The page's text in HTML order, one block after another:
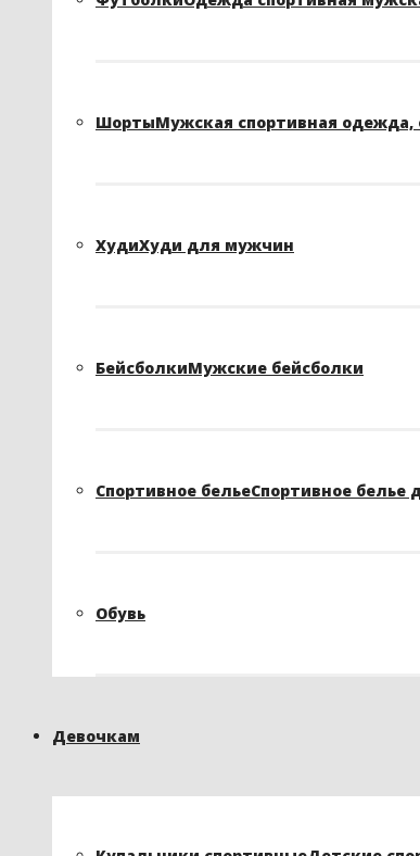
ШортыМужская спортивная
ХудиХуди для мужчин
БейсболкиМужские бейсболки
Спортивное бельеСпортивное белье
Обувь
Девочкам